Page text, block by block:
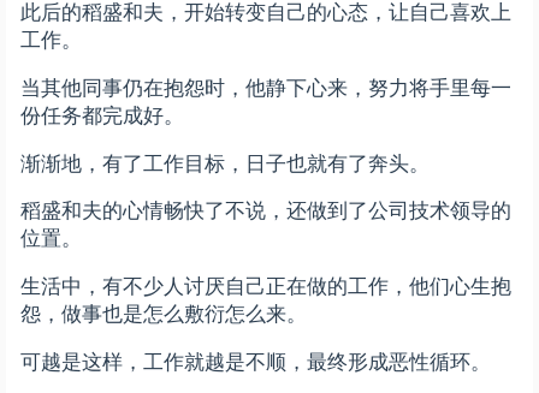
此后的稻盛和夫，开始转变自己的心态，让自己喜欢上
工作。
当其他同事仍在抱怨时，他静下心来，努力将手里每一
份任务都完成好。
渐渐地，有了工作目标，日子也就有了奔头。
稻盛和夫的心情畅快了不说，还做到了公司技术领导的
位置。
生活中，有不少人讨厌自己正在做的工作，他们心生抱
怨，做事也是怎么敷衍怎么来。
可越是这样，工作就越是不顺，最终形成恶性循环。